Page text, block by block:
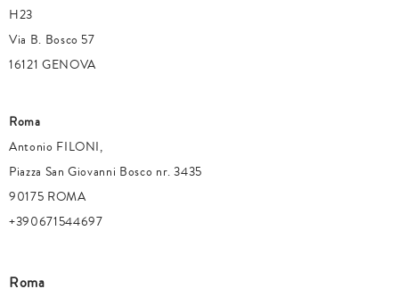
H23
Via B. Bosco 57
16121 GENOVA
Roma
Antonio FILONI,
Piazza San Giovanni Bosco nr. 3435
90175 ROMA
+390671544697
Roma